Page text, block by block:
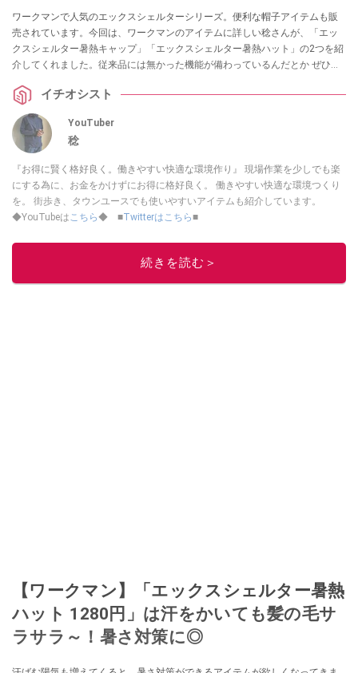
ワークマンで人気のエックスシェルターシリーズ。便利な帽子アイテムも販
売されています。今回は、ワークマンのアイテムに詳しい稔さんが、「エッ
クスシェルター暑熱キャップ」「エックスシェルター暑熱ハット」の2つを紹
介してくれました。従来品には無かった機能が備わっているんだとか ぜひチ
イチオシスト
YouTuber
稔
『お得に賢く格好良く。働きやすい快適な環境作り』 現場作業を少しでも楽
にする為に、お金をかけずにお得に格好良く。 働きやすい快適な環境つくり
を。 街歩き、タウンユースでも使いやすいアイテムも紹介しています。
◆YouTubeはこちら◆ ■Twitterはこちら■
このイチオシストの他の記事を読む
続きを読む＞
【ワークマン】「エックスシェルター暑熱
ハット 1280円」は汗をかいても髪の毛サ
ラサラ～！暑さ対策に◎